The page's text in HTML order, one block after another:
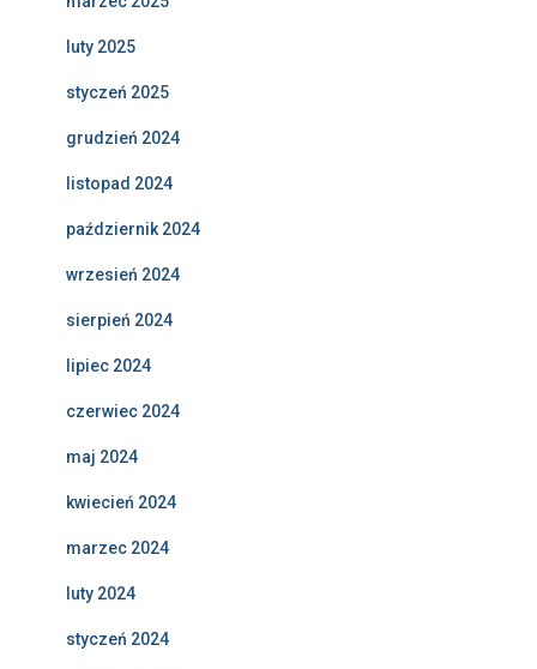
luty 2025
styczeń 2025
grudzień 2024
listopad 2024
październik 2024
wrzesień 2024
sierpień 2024
lipiec 2024
czerwiec 2024
maj 2024
kwiecień 2024
marzec 2024
luty 2024
styczeń 2024